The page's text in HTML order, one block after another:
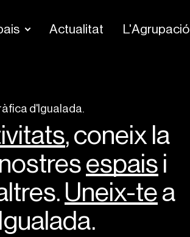
Actualitat L'Agrupació
d'Igualada.
, coneix la
espais i
Uneix-tea